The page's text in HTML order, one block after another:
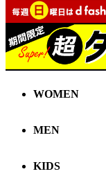
WOMEN
MEN
KIDS